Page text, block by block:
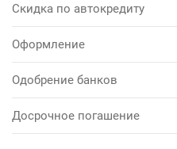
Скидка по автокредиту
Оформление
Одобрение банков
Досрочное погашение